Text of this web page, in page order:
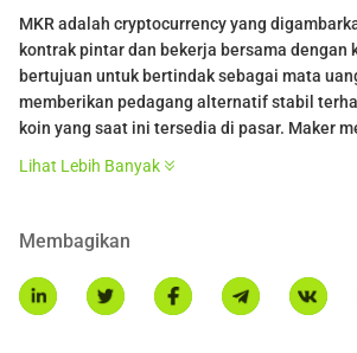
MKR adalah cryptocurrency yang
kontrak pintar dan bekerja bersama dengan
bertujuan untuk bertindak sebagai mata
memberikan pedagang alternatif stabil
koin yang saat ini tersedia di pasar. Maker
blockchain Ethereum. Didirikan hampir tiga
Koin MKR dari Maker adalah pendatang baru
dikenal oleh banyak orang setelah melonjak
salah satu koin yang naik ke ketenaran
Lihat Lebih Banyak
Membagikan